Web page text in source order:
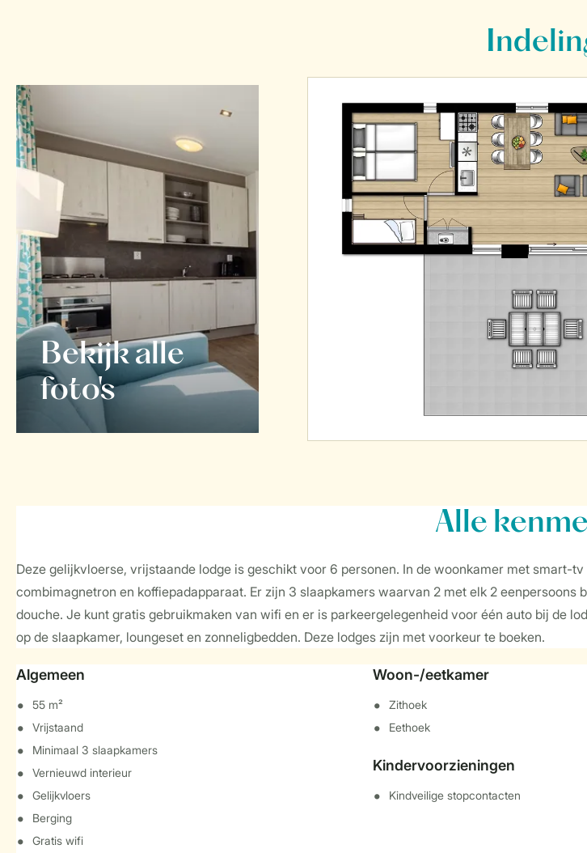
Bekijk alle
foto's
Alle
Deze gelijkvloerse, vrijstaande lodge is geschikt voor 6 personen. In de woonkamer met smart-
combimagnetron en koffiepadapparaat. Er zijn 3 slaapkamers waarvan 2 met elk 2
douche. Je kunt gratis gebruikmaken van wifi en er is parkeergelegenheid voor één auto bij de
op de slaapkamer, loungeset en zonneligbedden. Deze lodges zijn met voorkeur te boeken.
Algemeen
55 m²
Vrijstaand
Minimaal 3 slaapkamers
Vernieuwd interieur
Gelijkvloers
Berging
Gratis wifi
Woon-/eetkamer
Zithoek
Eethoek
Kindervoorzieningen
Kindveilige stopcontacten